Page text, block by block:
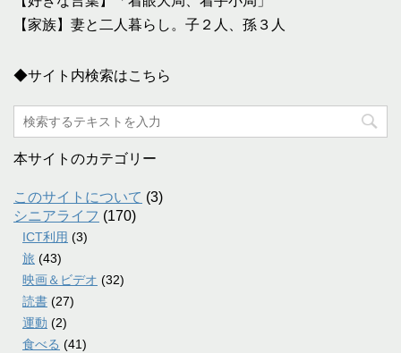
【家族】妻と二人暮らし。子２人、孫３人
◆サイト内検索はこちら
本サイトのカテゴリー
このサイトについて (3)
シニアライフ (170)
ICT利用 (3)
旅 (43)
映画＆ビデオ (32)
読書 (27)
運動 (2)
食べる (41)